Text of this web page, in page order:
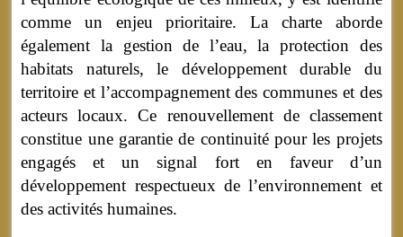
comme un enjeu prioritaire. La charte aborde
également la gestion de l’eau, la protection des
habitats naturels, le développement durable du
territoire et l’accompagnement des communes et des
acteurs locaux. Ce renouvellement de classement
constitue une garantie de continuité pour les projets
engagés et un signal fort en faveur d’un
développement respectueux de l’environnement et
des activités humaines.